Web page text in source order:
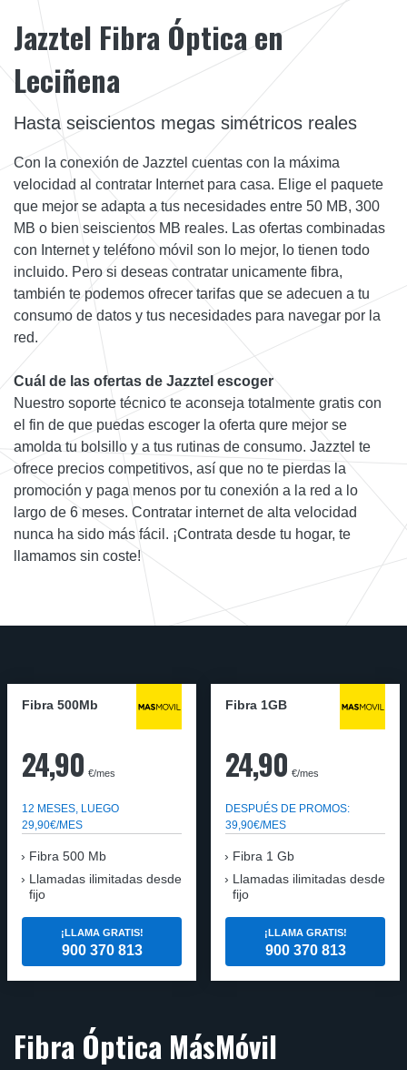
Jazztel Fibra Óptica en
Leciñena
Hasta seiscientos megas simétricos reales
Con la conexión de Jazztel cuentas con la máxima
velocidad al contratar Internet para casa. Elige el paquete
que mejor se adapta a tus necesidades entre 50 MB, 300
MB o bien seiscientos MB reales. Las ofertas combinadas
con Internet y teléfono móvil son lo mejor, lo tienen todo
incluido. Pero si deseas contratar unicamente fibra,
también te podemos ofrecer tarifas que se adecuen a tu
consumo de datos y tus necesidades para navegar por la
red.
Cuál de las ofertas de Jazztel escoger
Nuestro soporte técnico te aconseja totalmente gratis con
el fin de que puedas escoger la oferta qure mejor se
amolda tu bolsillo y a tus rutinas de consumo. Jazztel te
ofrece precios competitivos, así que no te pierdas la
promoción y paga menos por tu conexión a la red a lo
largo de 6 meses. Contratar internet de alta velocidad
nunca ha sido más fácil. ¡Contrata desde tu hogar, te
llamamos sin coste!
Fibra 500Mb
24,90 €/mes
12 MESES, LUEGO
29,90€/MES
Fibra 500 Mb
Llamadas ilimitadas desde
fijo
¡LLAMA GRATIS!
900 370 813
Fibra 1GB
24,90 €/mes
DESPUÉS DE PROMOS:
39,90€/MES
Fibra 1 Gb
Llamadas ilimitadas desde
fijo
¡LLAMA GRATIS!
900 370 813
Fibra Óptica MásMóvil